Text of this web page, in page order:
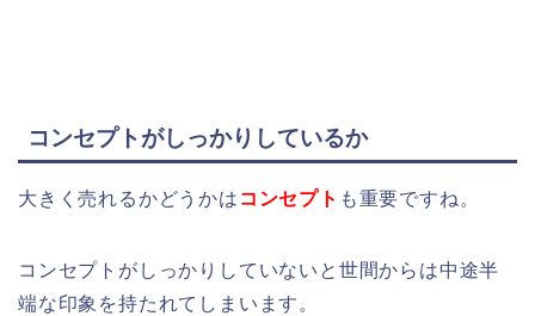
コンセプトがしっかりしているか
大きく売れるかどうかは コンセプト も重要ですね。
コンセプトがしっかりしていないと世間からは中途半
端な印象を持たれてしまいます。